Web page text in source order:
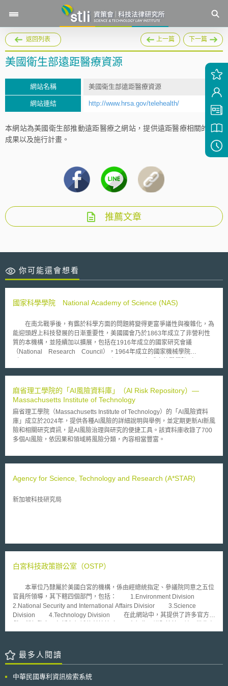
返回列表 上一篇 下一篇
美國衛生部遠距醫療資源
網站名稱 美國衛生部遠距醫療資源
網站連結 http://www.hrsa.gov/telehealth/
本網站為美國衛生部推動遠距醫療之網站，提供遠距醫療相關的研究
成果以及施行計畫。
推薦文章
你可能還會想看
國家科學學院 National Academy of Science (NAS)
在南北戰爭後，有鑑於科學方面的問題將變得更富爭議性與複雜化，為
能迎頭趕上科技發展的日漸重要性，美國國會乃於1863年成立了非營利性
質的本機構，並陸續加以擴展，包括在1916年成立的國家研究會議
（National Research Council），1964年成立的國家機械學院
of Medicine）。 此機構的研究領域非常廣泛，故在其網站中可找到有
料，包括了研究計畫、出版品及最新的相關新聞。
麻省理工學院的「AI風險資料庫」（Al Risk Repository）—
Massachusetts Institute of Technology
麻省理工學院（Massachusetts Institute of Technology）的「AI風險資料
庫」成立於2024年，提供各種AI風險的詳細說明與舉例，並定期更新AI新風
險和相關研究資訊，是AI風險治理與研究的便捷工具。該資料庫收錄了700
多個AI風險，依因果和領域將風險分類，內容相當豐富。
Agency for Science, Technology and Research (A*STAR)
新加坡科技研究局
白宮科技政策辦公室（OSTP）
本單位乃隸屬於美國白宮的機構，係由經總統指定、參議院同意之五位
官員所領導，其下轄四個部門，包括： 1.Environment Division
2.National Security and International Affairs Divisior 3.Science
Division 4.Technology Division 在此網站中，其提供了許多官方文
與其他科技相關單位相連結。
最多人閱讀
中華民國專利資訊檢索系統